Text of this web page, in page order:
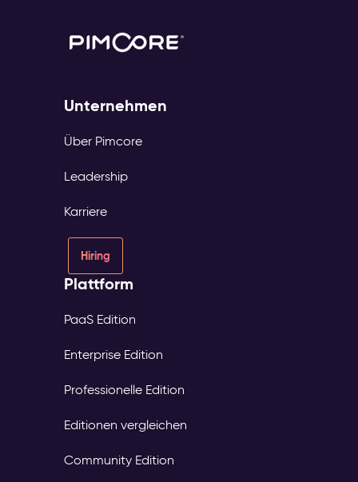
Unternehmen
Über Pimcore
Leadership
Karriere
Hiring
Plattform
PaaS Edition
Enterprise Edition
Professionelle Edition
Editionen vergleichen
Community Edition